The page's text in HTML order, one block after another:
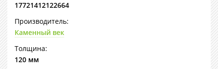
17721412122664
Производитель:
Каменный век
Толщина:
120 мм